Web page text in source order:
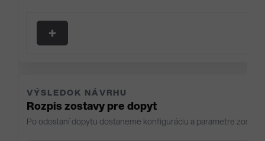
VÝSLEDOK NÁVRHU
Rozpis zostavy pre dopyt
Po odoslaní dopytu dostaneme konfiguráciu a parametre